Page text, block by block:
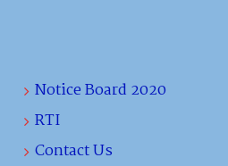
Notice Board 2020
RTI
Contact Us